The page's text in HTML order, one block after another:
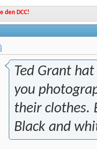
den DCC!
Ted Grant
you
their clothes.
Black and